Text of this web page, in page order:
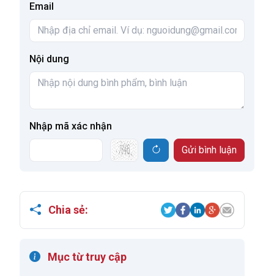
Email
Nội dung
Nhập mã xác nhận
Chia sẻ:
Mục từ truy cập